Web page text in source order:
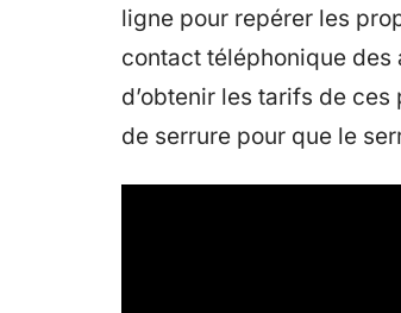
ligne pour repérer les
contact téléphonique des
d’obtenir les tarifs de
de serrure pour que le